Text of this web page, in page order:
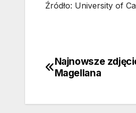
Źródło: University of
Nawigacja
Najnowsze
Magellana